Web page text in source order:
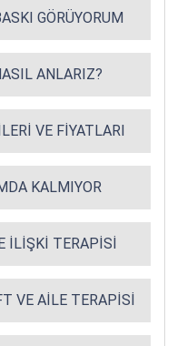
GÖRÜYORUM
ANLARIZ?
VE FIYATLARI
KALMIYOR
İLIŞKI TERAPISI
VE AILE TERAPISI